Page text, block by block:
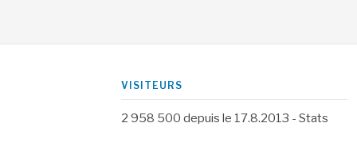
VISITEURS
2 958 500 depuis le 17.8.2013 - Stats